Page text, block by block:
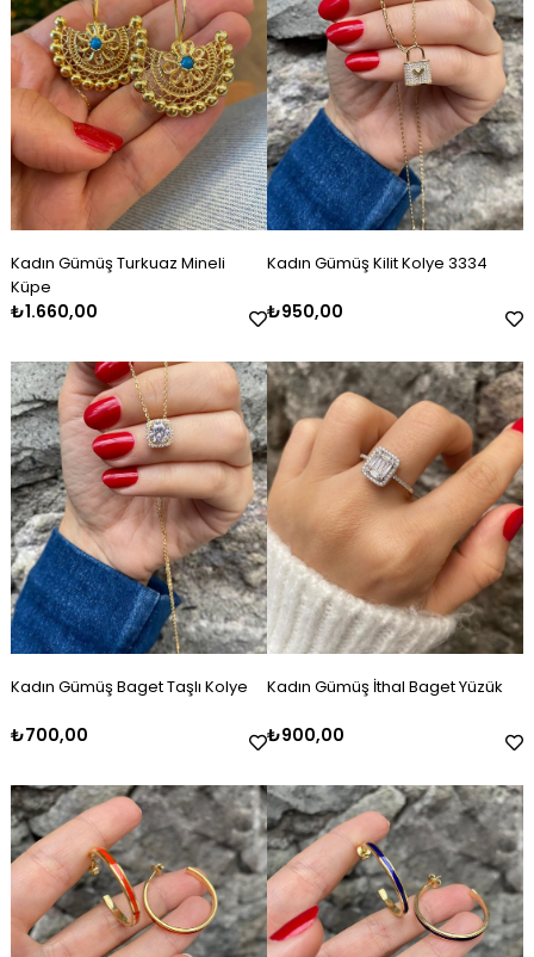
Kadın Gümüş Turkuaz Mineli
Küpe
₺1.660,00
Kadın Gümüş Kilit Kolye 3334
₺950,00
Kadın Gümüş Baget Taşlı Kolye
₺700,00
Kadın Gümüş İthal Baget Yüzük
₺900,00